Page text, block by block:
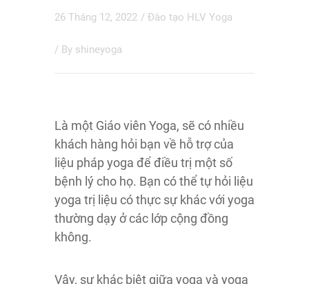
26 Tháng 12, 2022 / Đào tạo HLV Yoga
/ By shineyoga
Là một Giáo viên Yoga, sẽ có nhiều
khách hàng hỏi bạn về hỗ trợ của
liệu pháp yoga để điều trị một số
bệnh lý cho họ. Bạn có thể tự hỏi liệu
yoga trị liệu có thực sự khác với yoga
thường dạy ở các lớp cộng đồng
không.
Vậy, sự khác biệt giữa yoga và yoga